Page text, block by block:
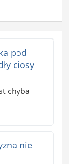
pod
ciosy
chyba
nie